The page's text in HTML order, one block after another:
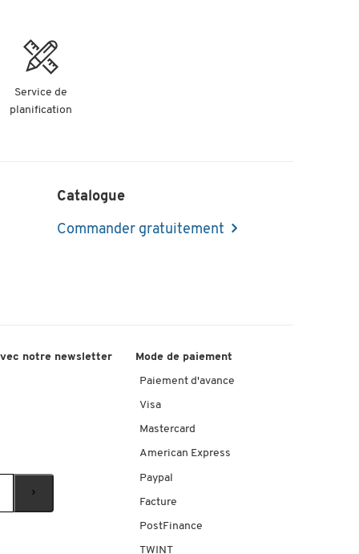
Service de
planification
Catalogue
Commander gratuitement
notre newsletter Mode de paiement
Paiement d'avance
Visa
Mastercard
American Express
Paypal
Facture
PostFinance
TWINT